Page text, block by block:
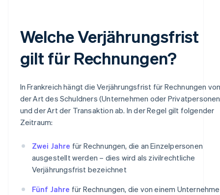
Welche Verjährungsfrist
gilt für Rechnungen?
In Frankreich hängt die Verjährungsfrist für Rechnungen
der Art des Schuldners (Unternehmen oder
und der Art der Transaktion ab. In der Regel gilt folgender
Zeitraum:
Zwei Jahre für Rechnungen, die an Einzelpersonen
ausgestellt werden – dies wird als zivilrechtliche
Verjährungsfrist bezeichnet
Fünf Jahre für Rechnungen, die von einem